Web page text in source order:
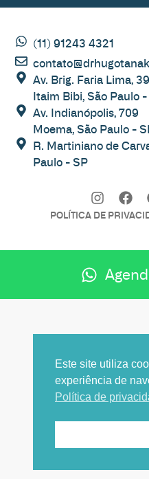
R. Martiniano de
Paulo - SP
Av. Indianópolis, 709
Moema, São Paulo -
Av. Brig. Faria Lima,
Itaim Bibi, São Paulo -
(11) 91243 4321
POLÍTICA DE
Este site utiliza
experiência de
Política de